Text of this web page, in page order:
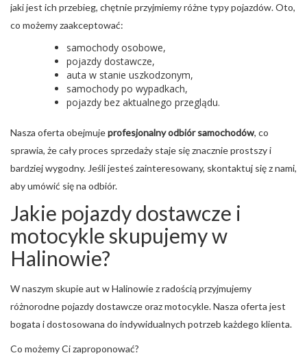
jaki jest ich przebieg, chętnie przyjmiemy różne typy pojazdów. Oto,
co możemy zaakceptować:
samochody osobowe,
pojazdy dostawcze,
auta w stanie uszkodzonym,
samochody po wypadkach,
pojazdy bez aktualnego przeglądu.
Nasza oferta obejmujeprofesjonalny odbiór samochodów, co
sprawia, że cały proces sprzedaży staje się znacznie prostszy i
bardziej wygodny. Jeśli jesteś zainteresowany, skontaktuj się z nami,
aby umówić się na odbiór.
Jakie pojazdy dostawcze i
motocykle skupujemy w
Halinowie?
W naszym skupie aut w Halinowie z radością przyjmujemy
różnorodne pojazdy dostawcze oraz motocykle. Nasza oferta jest
bogata i dostosowana do indywidualnych potrzeb każdego klienta.
Co możemy Ci zaproponować?